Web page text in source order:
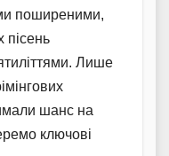
поширеними,
пісень
Лише
шанс на
ключові